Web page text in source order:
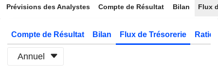
Prévisions des Analystes Compte de Résultat Bilan Flux
Compte de Résultat Bilan Flux de Trésorerie
Annuel